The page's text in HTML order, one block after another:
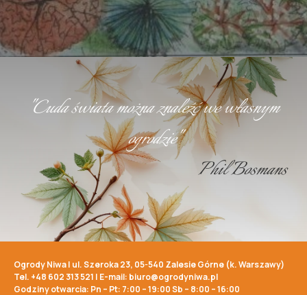
"Cuda świata można znaleźć we własnym
ogrodzie"
Phil Bosmans
Ogrody Niwa | ul. Szeroka 23, 05-540 Zalesie Górne (k. Warszawy)
Tel. +48 602 313 521 | E-mail: biuro@ogrodyniwa.pl
Godziny otwarcia: Pn – Pt: 7:00 – 19:00 Sb – 8:00 – 16:00